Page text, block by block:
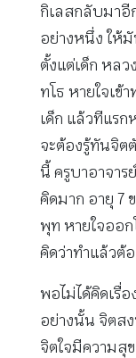
กิเลสกลับมาอี
อย่างหนึ่ง ให้
ตั้งแต่เด็ก หล
ทโธ หายใจเข้
เด็ก แล้วทีแรก
จะต้องรู้ทันจิต
นี้ ครูบาอาจาร
คิดมาก อายุ 7
พุท หายใจออก
คิดว่าทำแล้วต้
พอไม่ได้คิดเรื่
อย่างนั้น จิตสง
จิตใจมีความสุ